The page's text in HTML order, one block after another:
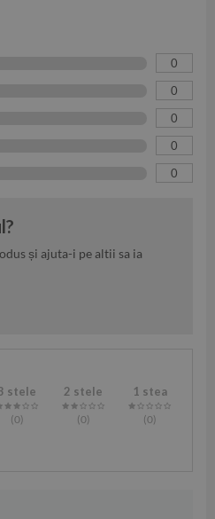
0
0
0
0
0
și ajuta-i pe altii sa ia
stele
(0)
2 stele
(0)
1 stea
(0)